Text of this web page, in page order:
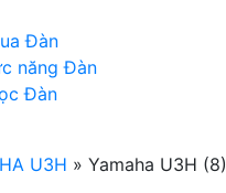
Đàn
năng Đàn
Đàn
U3H » Yamaha U3H (8)